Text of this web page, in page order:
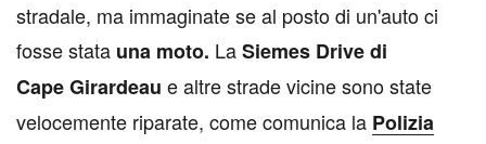
stradale, ma immaginate se al posto di un'auto ci
fosse stata una moto. LaSiemes Drive di
Cape Girardeau e altre strade vicine sono state
velocemente riparate, come comunica la Polizia